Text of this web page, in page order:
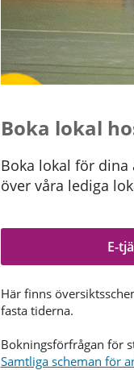
Boka lokal
Boka lokal för dina
över våra lediga
E-
Här finns
fasta tiderna.
Bokningsförfrågan för
Samtliga scheman för